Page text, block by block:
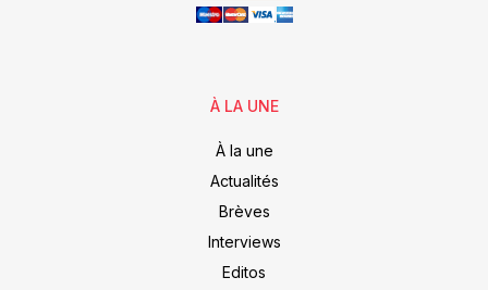
À LA UNE
À la une
Actualités
Brèves
Interviews
Editos